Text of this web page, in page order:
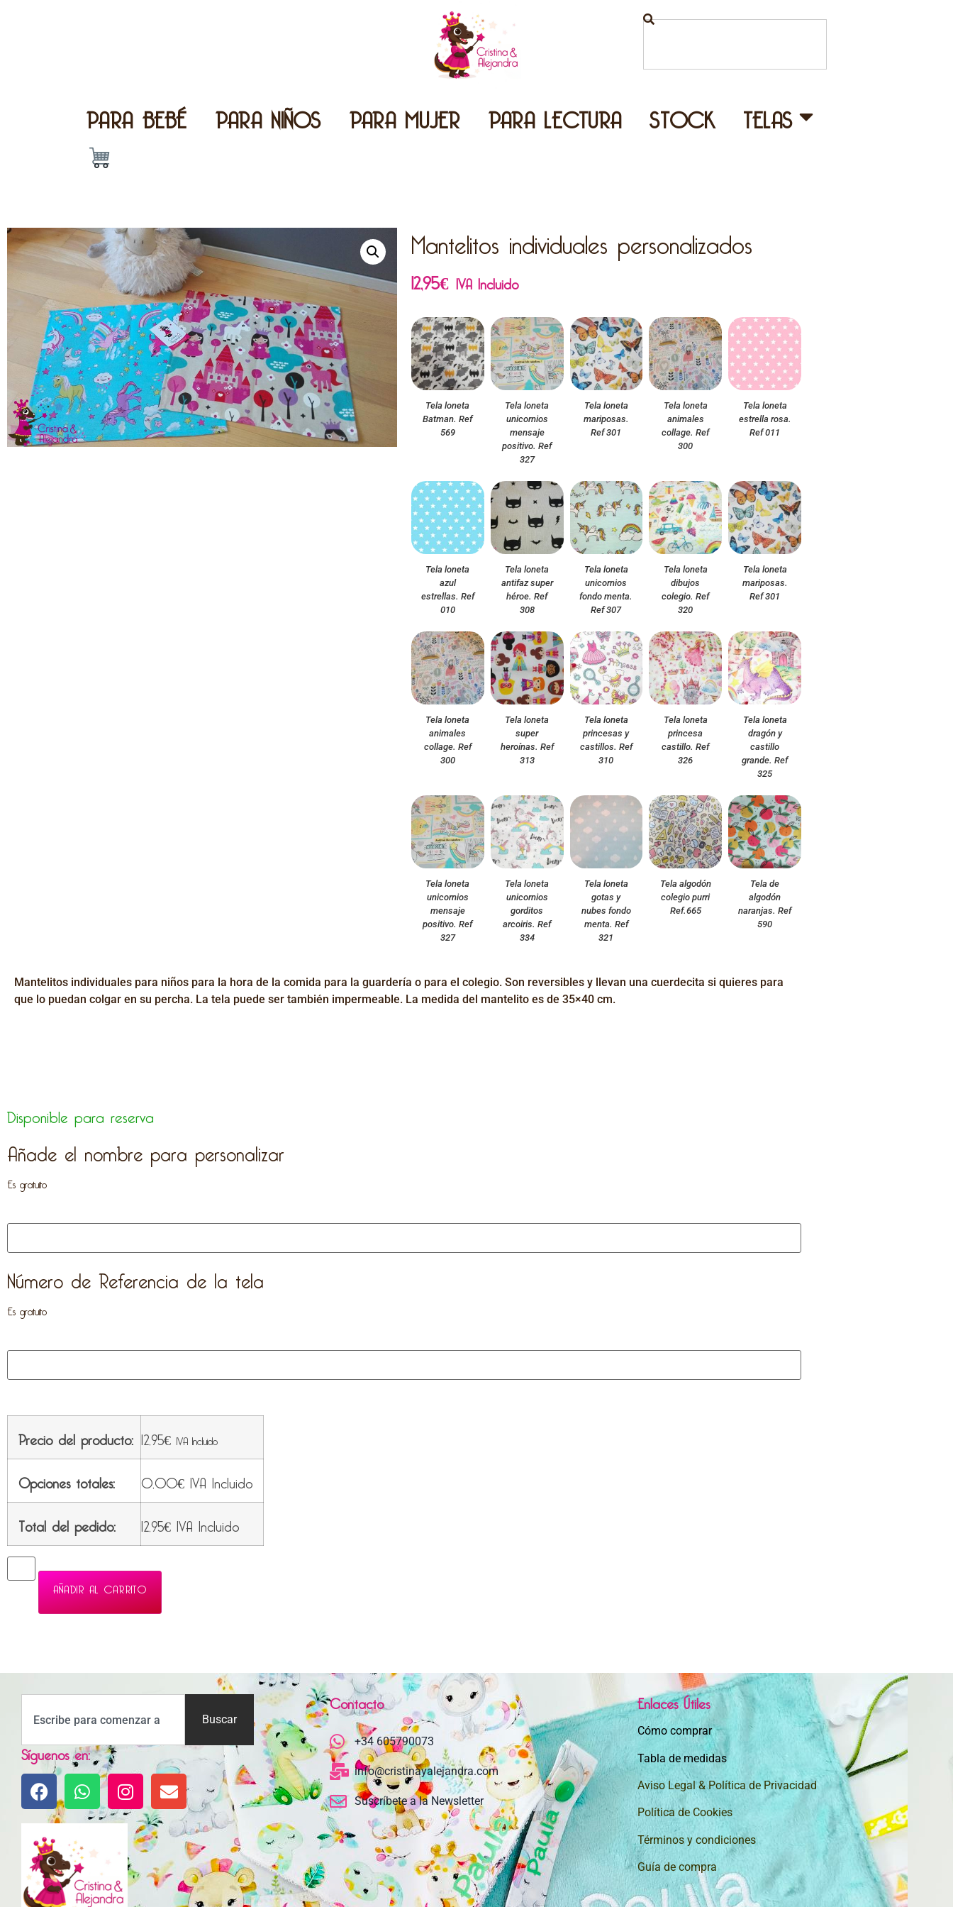
PARA BEBÉ PARA NIÑOS PARA MUJER PARA LECTURA STOCK TELAS
Mantelitos individuales personalizados
12,95€ IVA Incluido
Tela loneta
Batman. Ref
569
Tela loneta
unicornios
mensaje
positivo. Ref
327
Tela loneta
mariposas.
Ref 301
Tela loneta
animales
collage. Ref
300
Tela loneta
estrella rosa.
Ref 011
Tela loneta
azul
estrellas. Ref
010
Tela loneta
antifaz super
héroe. Ref
308
Tela loneta
unicornios
fondo menta.
Ref 307
Tela loneta
dibujos
colegio. Ref
320
Tela loneta
mariposas.
Ref 301
Tela loneta
animales
collage. Ref
300
Tela loneta
super
heroínas. Ref
313
Tela loneta
princesas y
castillos. Ref
310
Tela loneta
princesa
castillo. Ref
326
Tela loneta
dragón y
castillo
grande. Ref
325
Tela loneta
unicornios
mensaje
positivo. Ref
327
Tela loneta
unicornios
gorditos
arcoiris. Ref
334
Tela loneta
gotas y
nubes fondo
menta. Ref
321
Tela algodón
colegio purri
Ref.665
Tela de
algodón
naranjas. Ref
590
Mantelitos individuales para niños para la hora de la comida para la guardería o para el colegio. Son reversibles y llevan una cuerdecita si quieres para
que lo puedan colgar en su percha. La tela puede ser también impermeable. La medida del mantelito es de 35×40 cm.
Disponible para reserva
Añade el nombre para personalizar
Es gratuito
Número de Referencia de la tela
Es gratuito
Precio del producto: 12,95€ IVA Incluido
Opciones totales: 0,00€ IVA Incluido
Total del pedido:
12,95€ IVA Incluido
AÑADIR AL CARRITO
Buscar
Síguenos en:
Contacto
+34 605790073
info@cristinayalejandra.com
Suscríbete a la Newsletter
Enlaces Útiles
Cómo comprar
Tabla de medidas
Aviso Legal & Política de Privacidad
Política de Cookies
Términos y condiciones
Guía de compra